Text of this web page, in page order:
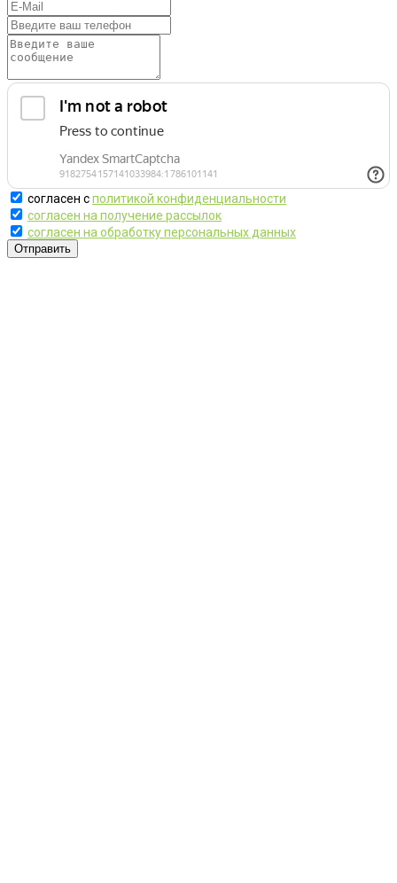
согласен сполитикой конфиденциальности
согласен на получение рассылок
согласен на обработку персональных данных
Отправить